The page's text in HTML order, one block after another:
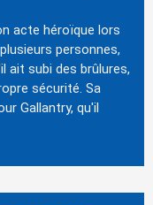
acte héroïque lors
personnes,
ait subi des brûlures,
sécurité. Sa
Gallantry, qu'il